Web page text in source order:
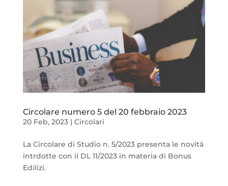
Circolare numero 5 del 20 febbraio 2023
20 Feb, 2023| Circolari
La Circolare di Studio n. 5/2023 presenta le novità
intrdotte con il DL 11/2023 in materia di Bonus
Edilizi.